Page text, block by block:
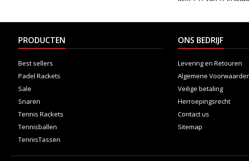
PRODUCTEN
Best sellers
Padel Rackets
Sale
Snaren
Tennis Rackets
Tennisballen
TennisTassen
ONS BEDRIJF
Levering en Retouren
Algemene
Veilige betaling
Herroepingsrecht
Contact us
Sitemap